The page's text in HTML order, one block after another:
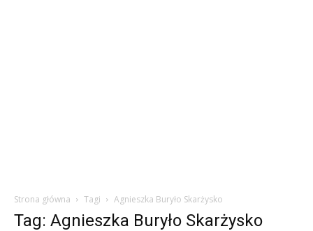
Strona główna Tagi Agnieszka Buryło Skarżysko
Tag: Agnieszka Buryło Skarżysko